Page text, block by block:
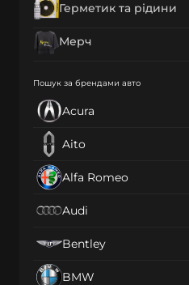
Герметик та рідини
Мерч
Пошук за брендами авто
Acura
Aito
Alfa Romeo
Audi
Bentley
BMW